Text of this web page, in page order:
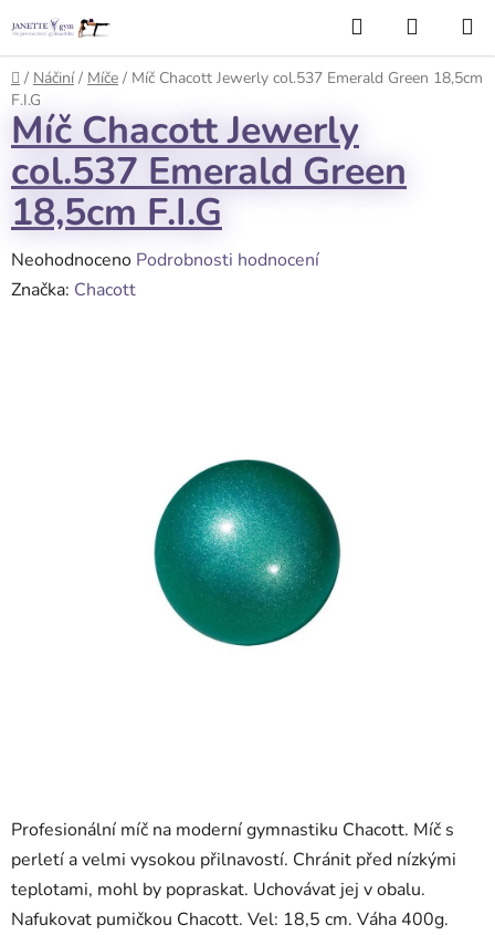
na
obsah
Hledat
KOŠÍK
Domů
/ Náčiní / Míče / Míč Chacott Jewerly col.537 Emerald Green 18,5cm
F.I.G
Profesionální míč na moderní gymnastiku Chacott. Míč s
perletí a velmi vysokou přilnavostí. Chránit před nízkými
teplotami, mohl by popraskat. Uchovávat jej v obalu.
Nafukovat pumičkou Chacott. Vel: 18,5 cm. Váha 400g.
Míč Chacott Jewerly
col.537 Emerald Green
18,5cm F.I.G
Průměrné
hodnocení
Neohodnoceno Podrobnosti hodnocení
Značka: Chacott